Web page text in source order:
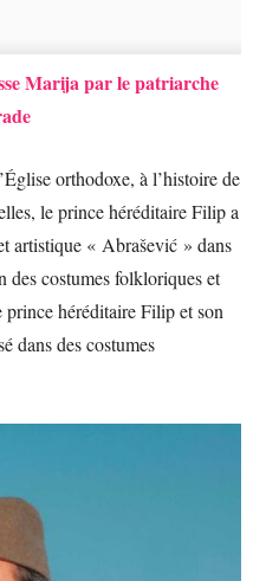
Marija par le patriarche
orthodoxe, à l’histoire de
le prince héréditaire Filip a
artistique « Abrašević » dans
des costumes folkloriques et
héréditaire Filip et son
dans des costumes